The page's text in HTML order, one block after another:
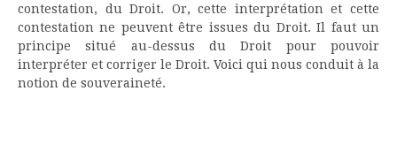
contestation, du Droit. Or, cette interprétation et cette
contestation ne peuvent être issues du Droit. Il faut un
principe situé au-dessus du Droit pour pouvoir
interpréter et corriger le Droit. Voici qui nous conduit à la
notion de souveraineté.